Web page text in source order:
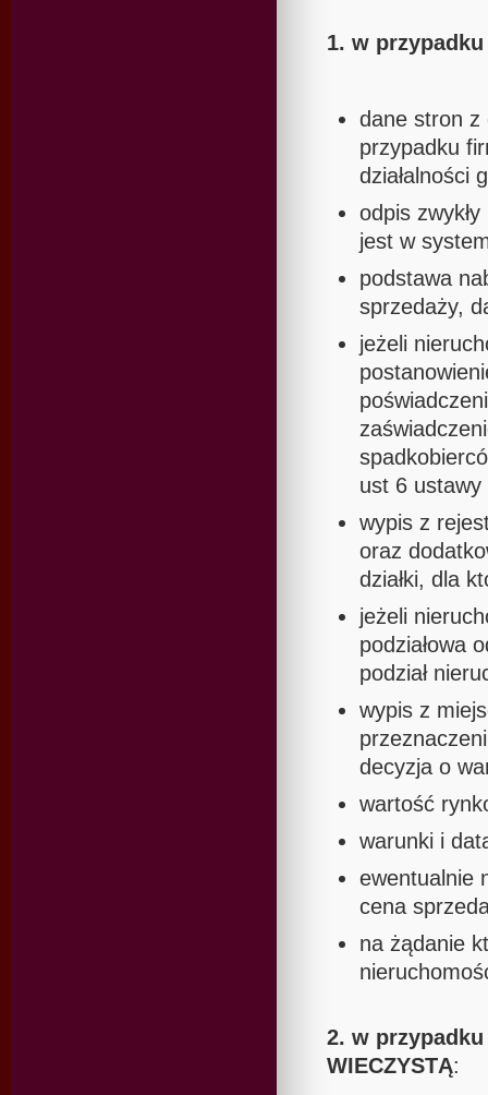
1. w przypadku
dane stron z
przypadku
działalności
odpis
jest w
podstawa
sprzedaży,
jeżeli
ust 6
wypis z
oraz
działki, dla
jeżeli
podziałowa
podział
wypis z
decyzja o
wartość
warunki i
ewentualnie
cena
na żądanie
2. w przypadku
WIECZYSTĄ: